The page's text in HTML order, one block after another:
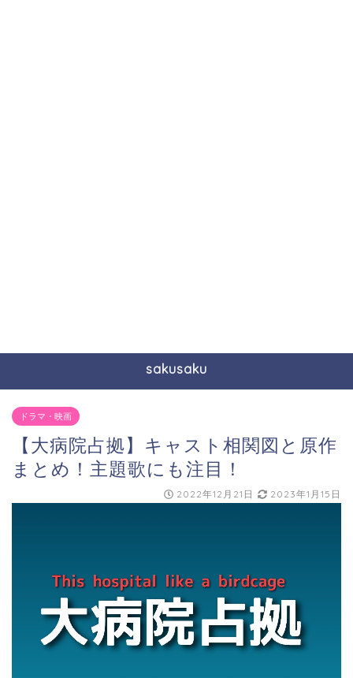
sakusaku
ドラマ・映画
【大病院占拠】キャスト相関図と原作
まとめ！主題歌にも注目！
2022年12月21日 2023年1月15日